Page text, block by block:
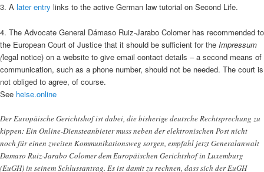
3. A later entry links to the active German law tutorial on Second Life.
4. The Advocate General Dámaso Ruiz-Jarabo Colomer has recommended to
the European Court of Justice that it should be sufficient for the Impressum
(legal notice) on a website to give email contact details – a second means of
communication, such as a phone number, should not be needed. The court is
not obliged to agree, of course.
See heise.online
Der Europäische Gerichtshof ist dabei, die bisherige deutsche Rechtsprechung zu
kippen: Ein Online-Diensteanbieter muss neben der elektronischen Post nicht
noch für einen zweiten Kommunikationsweg sorgen, empfahl jetzt Generalanwalt
Damaso Ruiz-Jarabo Colomer dem Europäischen Gerichtshof in Luxemburg
(EuGH) in seinem Schlussantrag. Es ist damit zu rechnen, dass sich der EuGH